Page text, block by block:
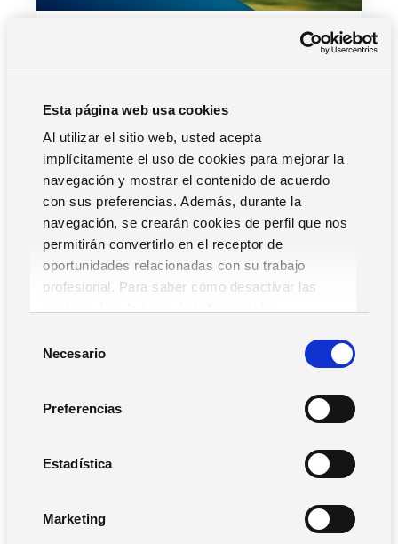
Esta página web usa cookies
Al utilizar el sitio web, usted acepta
implícitamente el uso de cookies para mejorar la
navegación y mostrar el contenido de acuerdo
con sus preferencias. Además, durante la
navegación, se crearán cookies de perfil que nos
permitirán convertirlo en el receptor de
oportunidades relacionadas con su trabajo
profesional. Para saber cómo desactivar las
Necesario
Preferencias
Estadística
Marketing
ayudarte a cumplir la normativa de
transporte de mercancías
15 septiembre 2026 10:00
30 mins
Online
Descubre cómo gestionar la documentación
de transporte desde tu ERP
¡Reserva tu plaza!